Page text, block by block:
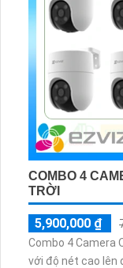
COMBO 4
TRỜI
5,900,000 ₫
Combo 4 Camera
với độ nét cao lên